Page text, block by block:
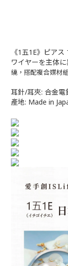
《1五1E》ピア
ワイヤーを主体
繞，搭配複合媒材
耳針/耳夾: 合金電
產地: Made in